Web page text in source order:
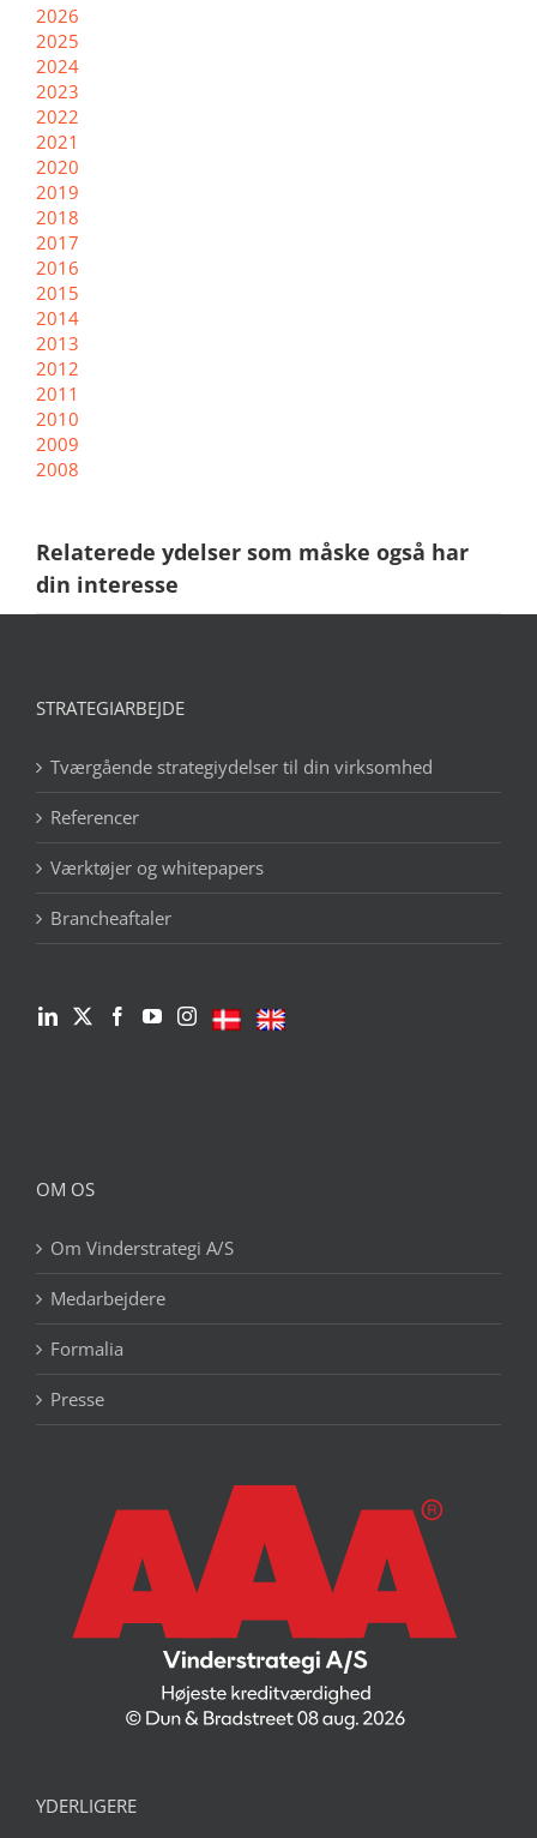
2026
2025
2024
2023
2022
2021
2020
2019
2018
2017
2016
2015
2014
2013
2012
2011
2010
2009
2008
Relaterede ydelser som måske også har
din interesse
STRATEGIARBEJDE
Tværgående strategiydelser til din virksomhed
Referencer
Værktøjer og whitepapers
Brancheaftaler
OM OS
Om Vinderstrategi A/S
Medarbejdere
Formalia
Presse
YDERLIGERE